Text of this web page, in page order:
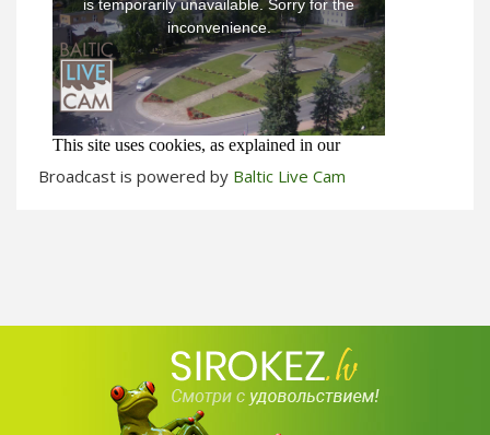
Broadcast is powered by Baltic Live Cam